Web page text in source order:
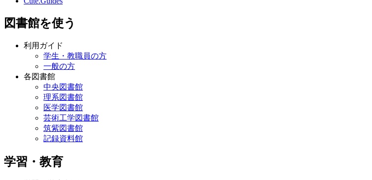
図書館を使う
利用ガイド
学生・教職員の方
一般の方
各図書館
中央図書館
理系図書館
医学図書館
芸術工学図書館
筑紫図書館
記録資料館
学習・教育